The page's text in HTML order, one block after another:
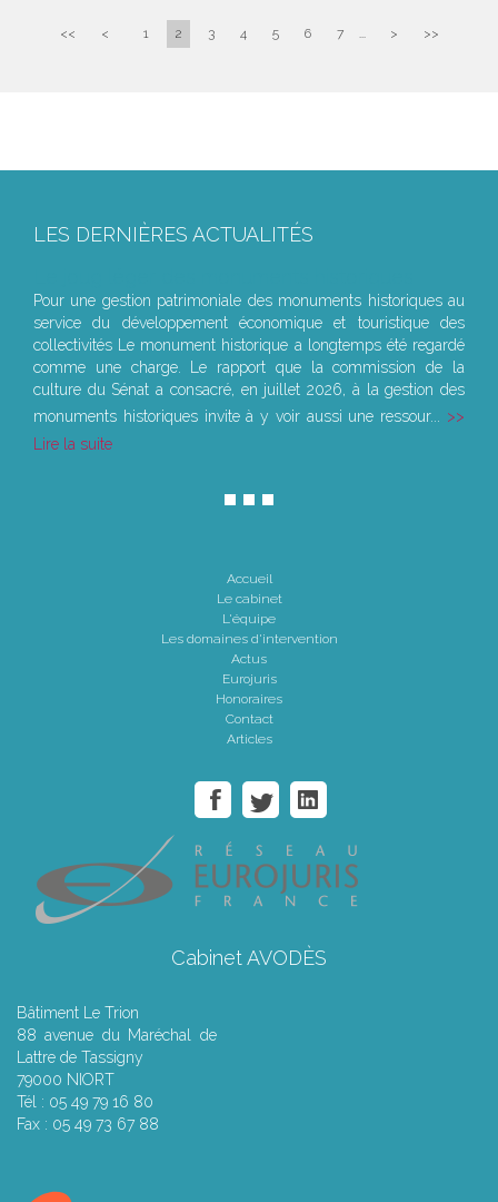
<< < 1 2 3 4 5 6 7 ... > >>
LES DERNIÈRES ACTUALITÉS
Pour une gestion patrimoniale des monuments historiques au
service du développement économique et touristique des
collectivités Le monument historique a longtemps été regardé
comme une charge. Le rapport que la commission de la
culture du Sénat a consacré, en juillet 2026, à la gestion des
monuments historiques invite à y voir aussi une ressour...
Lire la suite
Accueil
Le cabinet
L'équipe
Les domaines d'intervention
Actus
Eurojuris
Honoraires
Contact
Articles
Cabinet AVODÈS
Bâtiment Le Trion
88 avenue du Maréchal de
Lattre de Tassigny
79000 NIORT
Tél : 05 49 79 16 80
Fax : 05 49 73 67 88